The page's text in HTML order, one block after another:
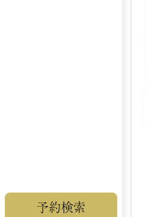
予約検索